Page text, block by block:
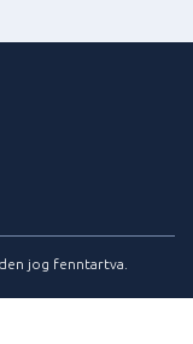
jog fenntartva.